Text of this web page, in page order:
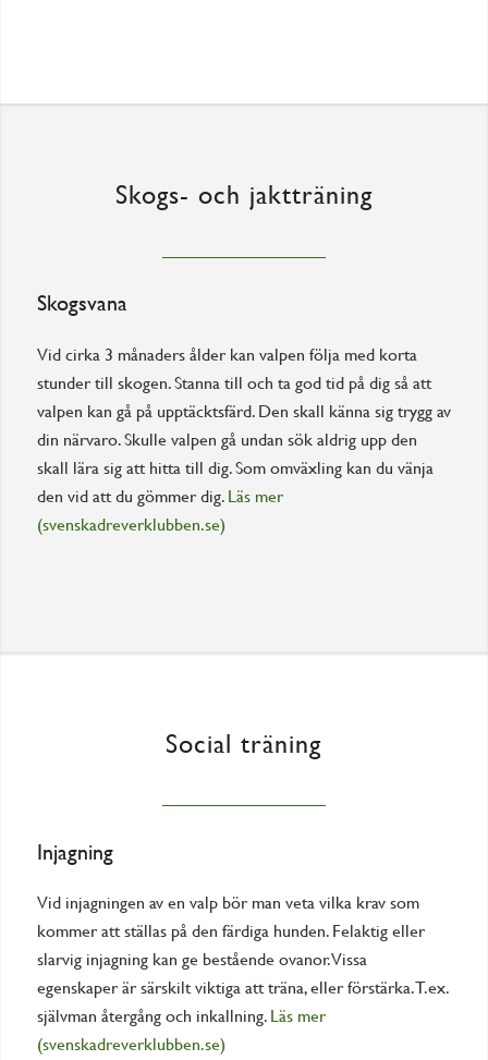
Skogs- och jaktträning
Skogsvana
Vid cirka 3 månaders ålder kan valpen följa med korta
stunder till skogen. Stanna till och ta god tid på dig så att
valpen kan gå på upptäcktsfärd. Den skall känna sig trygg av
din närvaro. Skulle valpen gå undan sök aldrig upp den
skall lära sig att hitta till dig. Som omväxling kan du vänja
den vid att du gömmer dig. Läs mer
(svenskadreverklubben.se)
Social träning
Injagning
Vid injagningen av en valp bör man veta vilka krav som
kommer att ställas på den färdiga hunden. Felaktig eller
slarvig injagning kan ge bestående ovanor. Vissa
egenskaper är särskilt viktiga att träna, eller förstärka. T.ex.
självman återgång och inkallning. Läs mer
(svenskadreverklubben.se)